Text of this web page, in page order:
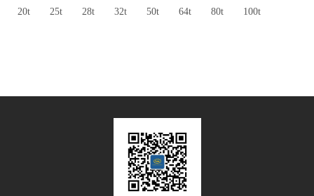
20t
25t 28t 32t 50t 64t 80t 100t